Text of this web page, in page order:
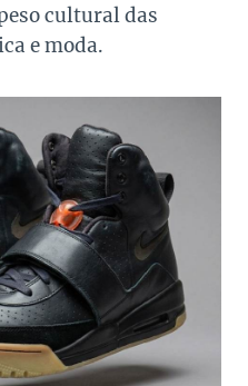
cultural das
e moda.